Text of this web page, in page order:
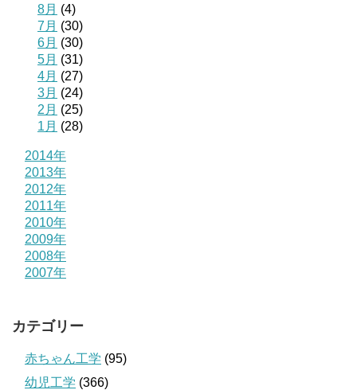
8月 (4)
7月 (30)
6月 (30)
5月 (31)
4月 (27)
3月 (24)
2月 (25)
1月 (28)
2014年
2013年
2012年
2011年
2010年
2009年
2008年
2007年
カテゴリー
赤ちゃん工学 (95)
幼児工学 (366)